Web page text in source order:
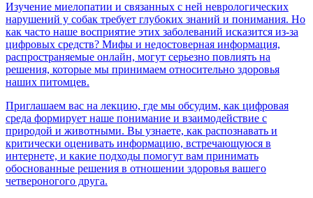
Изучение миелопатии и связанных с ней неврологических
нарушений у собак требует глубоких знаний и понимания. Но
как часто наше восприятие этих заболеваний исказится из-за
цифровых средств? Мифы и недостоверная информация,
распространяемые онлайн, могут серьезно повлиять на
решения, которые мы принимаем относительно здоровья
наших питомцев.
Приглашаем вас на лекцию, где мы обсудим, как цифровая
среда формирует наше понимание и взаимодействие с
природой и животными. Вы узнаете, как распознавать и
критически оценивать информацию, встречающуюся в
интернете, и какие подходы помогут вам принимать
обоснованные решения в отношении здоровья вашего
четвероногого друга.